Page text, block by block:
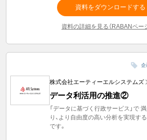
資料をダウンロードする
資料の詳細を見る（RABANペー
企
株式会社エーティーエルシステムズ
データ利活用の推進②
「データに基づく行政サービス」で
り、より自由度の高い分析を実現す
です。